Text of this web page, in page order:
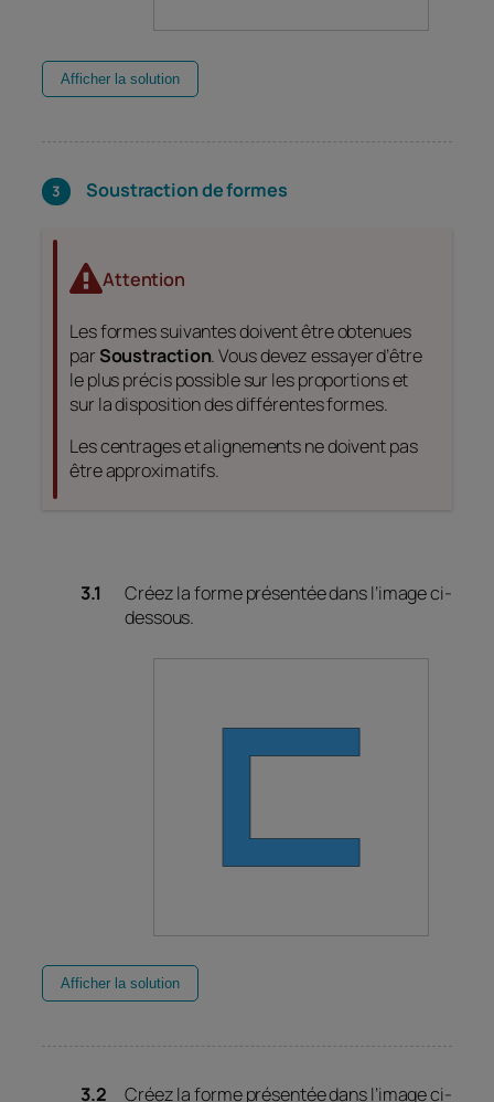
Afficher la solution
Soustraction de formes
Attention
Les formes suivantes doivent être obtenues
parSoustraction. Vous devez essayer d’être
le plus précis possible sur les proportions et
sur la disposition des différentes formes.
Les centrages et alignements ne doivent pas
être approximatifs.
Créez la forme présentée dans l’image ci-
dessous.
Afficher la solution
Créez la forme présentée dans l’image ci-